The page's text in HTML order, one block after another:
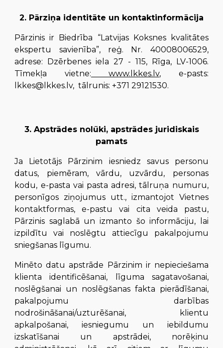
2. Pārziņa identitāte un kontaktinformācija
Pārzinis ir Biedrība “Latvijas Koksnes kvalitātes
ekspertu savienība”, reģ. Nr. 40008006529,
adrese: Dzērbenes iela 27 - 115, Rīga, LV-1006.
Tīmekļa vietne: www.lkkes.lv, e-pasts:
lkkes@lkkes.lv, tālrunis: +371 29121530.
3. Apstrādes nolūki, apstrādes juridiskais
pamats
Ja Lietotājs Pārzinim iesniedz savus personu
datus, piemēram, vārdu, uzvārdu, personas
kodu, e-pasta vai pasta adresi, tālruņa numuru,
personīgos ziņojumus utt., izmantojot Vietnes
kontaktformas, e-pastu vai cita veida pastu,
Pārzinis saglabā un izmanto šo informāciju, lai
izpildītu vai noslēgtu attiecīgu pakalpojumu
sniegšanas līgumu.
Minēto datu apstrāde Pārzinim ir nepieciešama
klienta identificēšanai, līguma sagatavošanai,
noslēgšanai un noslēgšanas fakta pierādīšanai,
pakalpojumu darbības
nodrošināšanai/uzturēšanai, klientu
apkalpošanai, iesniegumu un iebildumu
izskatīšanai un apstrādei, norēķinu